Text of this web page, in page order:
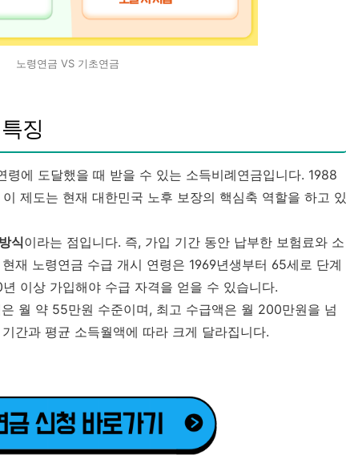
노령연금 VS 기초연금
징
령에 도달했을 때 받을 수 있는 소득비례연금입니다. 1988
제도는 현재 대한민국 노후 보장의 핵심축 역할을 하고 있
식이라는 점입니다. 즉, 가입 기간 동안 납부한 보험료와 소
재 노령연금 수급 개시 연령은 1969년생부터 65세로 단계
이상 가입해야 수급 자격을 얻을 수 있습니다.
월 약 55만원 수준이며, 최고 수급액은 월 200만원을 넘
간과 평균 소득월액에 따라 크게 달라집니다.